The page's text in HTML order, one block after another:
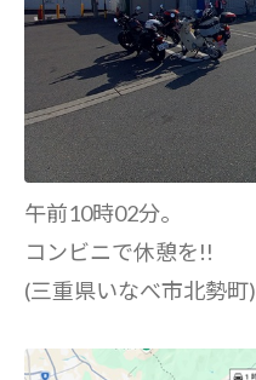
午前10時02分。
コンビニで休憩を!!
(三重県いなべ市北勢町)